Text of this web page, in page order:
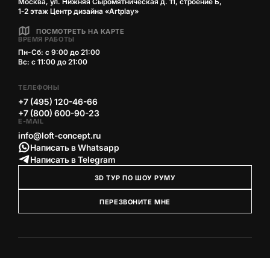
1‑2 этаж Центр дизайна «Artplay»
ПОСМОТРЕТЬ НА КАРТЕ
ВРЕМЯ РАБОТЫ
Пн-Сб: с 9:00 до 21:00
Вс: с 11:00 до 21:00
ТЕЛЕФОНЫ
+7 (495) 120-46-66
+7 (800) 600-90-23
E-MAIL
info@loft-concept.ru
Написать в Whatsapp
Написать в Telegram
3D ТУР ПО ШОУ РУМУ
ПЕРЕЗВОНИТЕ МНЕ